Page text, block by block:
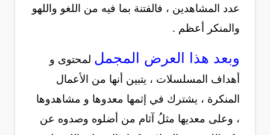
عدد المشاهدين ، فالفتنة بما فيه من اللغو واللهو
والمنكر أعظم .
وبعد هذا العرض المجمل لمحتوى و
أهداف المسلسلات ، يتبين أنها من الأعمال
المنكرة ، يشترك في إثمها معدوها و مشاهدوها
، وعلى معديها مثلُ آثام من أضلوه وصدوه عن